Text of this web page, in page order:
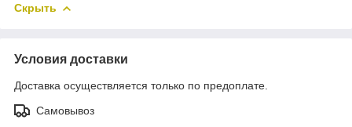
Скрыть
Условия доставки
Доставка осуществляется только по предоплате.
Самовывоз